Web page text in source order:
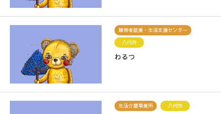
障害者就業・生活支援センター
八代市
わるつ
生活介護事業所 八代市